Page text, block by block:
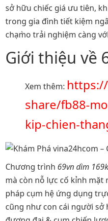
sở hữu chiếc giá ưu tiên,
trong gia đình tiết kiệm
chạm̀o trải nghiệm càng
Giới thiệu về
Xem thêm:
share/fb88-
kip-chien-
Chương trình 69vn dìm 169k
mà còn nỗ lực cố kỉnh mặt
pháp cụm hệ ứng dụng
cũng như con cái người